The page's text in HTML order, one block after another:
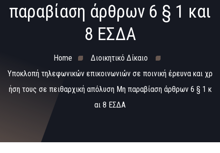
παραβίαση άρθρων 6 § 1 και
8 ΕΣΔΑ
Home
Διοικητικό Δίκαιο
Υποκλοπή τηλεφωνικών επικοινωνιών σε ποινική έρευνα και χρ
ήση τους σε πειθαρχική απόλυση Μη παραβίαση άρθρων 6 § 1 κ
αι 8 ΕΣΔΑ